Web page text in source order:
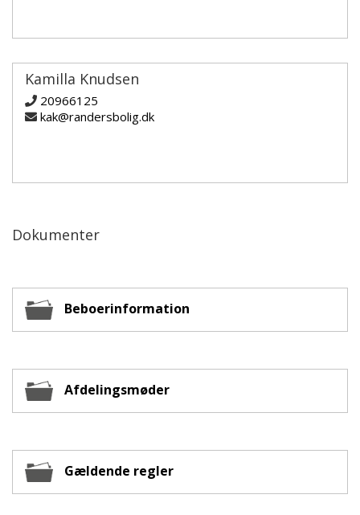
Kamilla Knudsen
20966125
kak@randersbolig.dk
Dokumenter
Beboerinformation
Afdelingsmøder
Gældende regler